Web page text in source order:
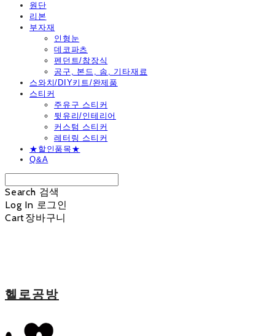
원단
리본
부자재
인형눈
데코파츠
펜던트/참장식
공구, 본드, 솜, 기타재료
스와치/DIY키트/완제품
스티커
주유구 스티커
뒷유리/인테리어
커스텀 스티커
레터링 스티커
★할인품목★
Q&A
Search 검색
Log In 로그인
Cart장바구니
헬로공방